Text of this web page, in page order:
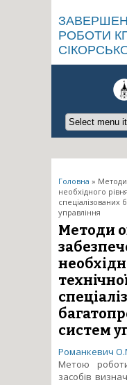
РОБОТИ
Ви є тут
Головна »
необхідного
спеціалізованих
управління
Методи
систем
Романкевич
Метою
засобів